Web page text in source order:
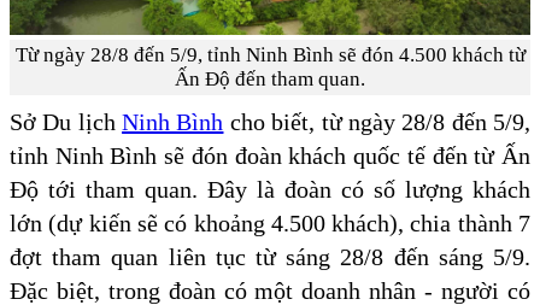
Từ ngày 28/8 đến 5/9, tỉnh Ninh Bình sẽ đón 4.500 khách từ
Ấn Độ đến tham quan.
Sở Du lịchNinh Bình cho biết, từ ngày 28/8 đến 5/9,
tỉnh Ninh Bình sẽ đón đoàn khách quốc tế đến từ Ấn
Độ tới tham quan. Đây là đoàn có số lượng khách
lớn (dự kiến sẽ có khoảng 4.500 khách), chia thành 7
đợt tham quan liên tục từ sáng 28/8 đến sáng 5/9.
Đặc biệt, trong đoàn có một doanh nhân - người có